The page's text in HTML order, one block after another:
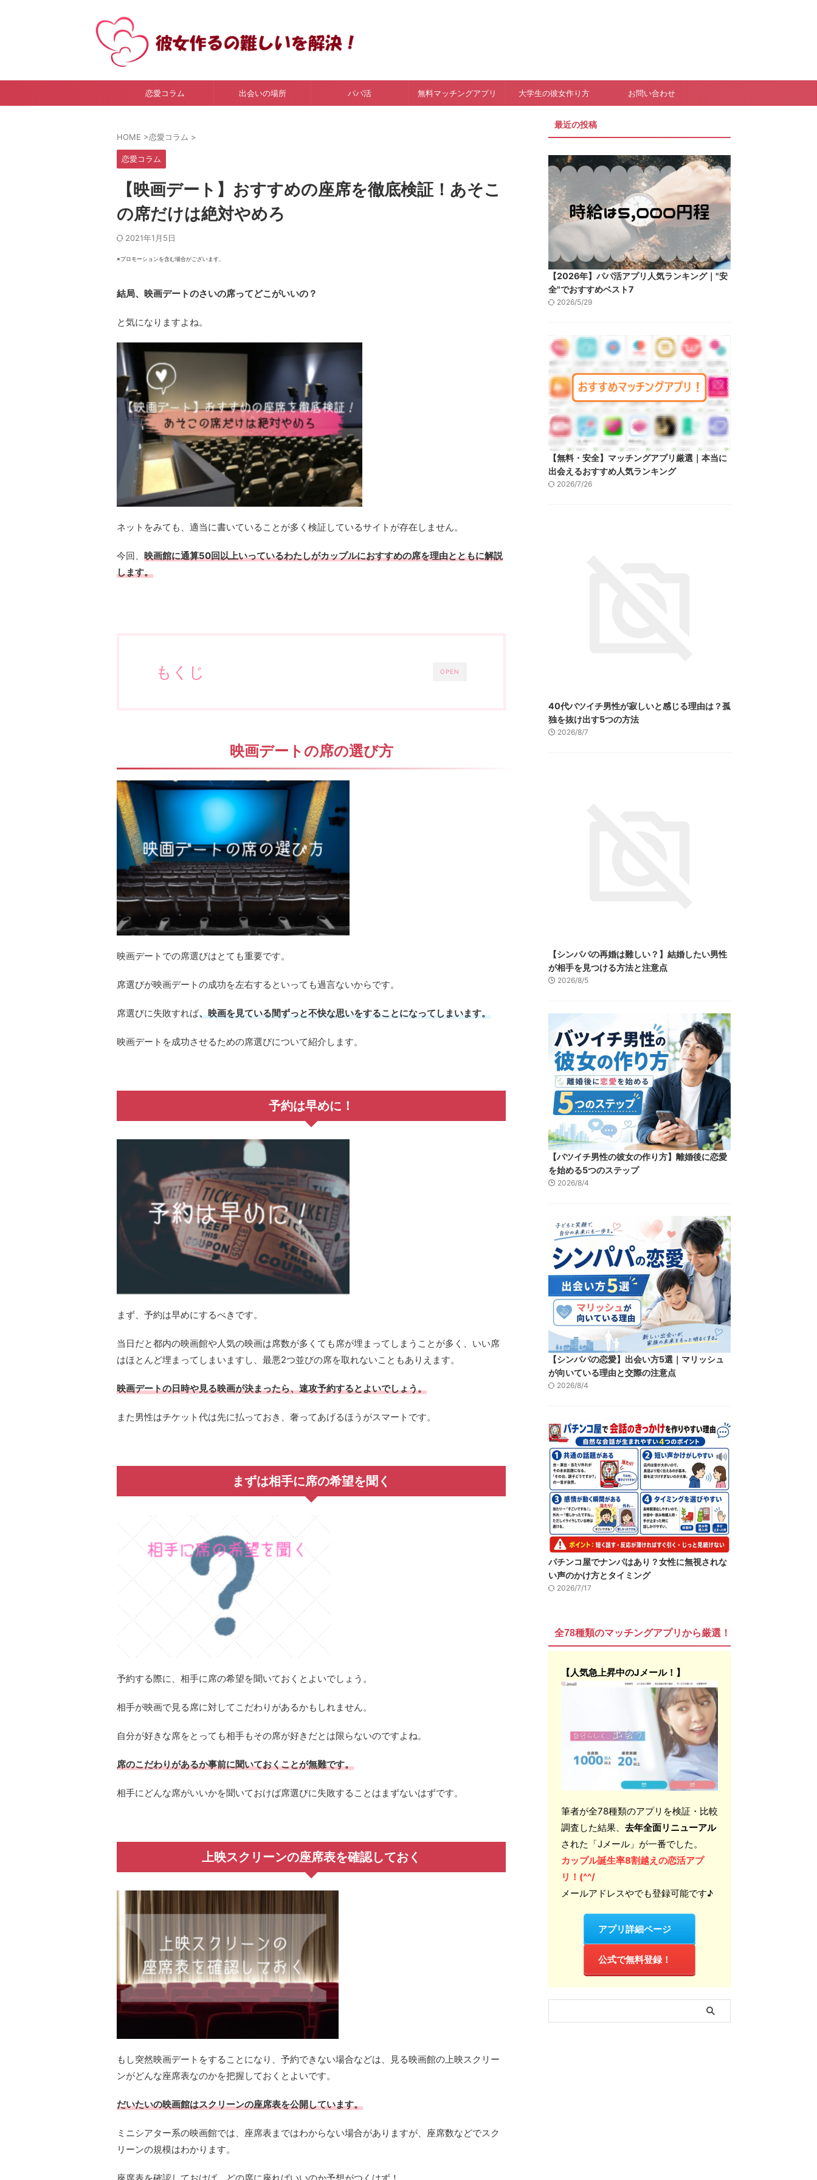
恋愛コラム 出会いの場所 パパ活 無料マッチングアプリ 大学生の彼女作り方 お問い合わせ
HOME >恋愛コラム >
恋愛コラム
【映画デート】おすすめの座席を徹底検証！あそこ
の席だけは絶対やめろ
2021年1月5日
※プロモーションを含む場合がございます。
結局、映画デートのさいの席ってどこがいいの？
と気になりますよね。
ネットをみても、適当に書いていることが多く検証しているサイトが存在しません。
今回、 映画館に通算50回以上いっているわたしがカップルにおすすめの席を理由とともに解説
します。
OPEN
もくじ
映画デートの席の選び方
映画デートでの席選びはとても重要です。
席選びが映画デートの成功を左右するといっても過言ないからです。
席選びに失敗すれば、映画を見ている間ずっと不快な思いをすることになってしまいます。
映画デートを成功させるための席選びについて紹介します。
予約は早めに！
まず、予約は早めにするべきです。
当日だと都内の映画館や人気の映画は席数が多くても席が埋まってしまうことが多く、いい席
はほとんど埋まってしまいますし、最悪2つ並びの席を取れないこともありえます。
映画デートの日時や見る映画が決まったら、速攻予約するとよいでしょう。
また男性はチケット代は先に払っておき、奢ってあげるほうがスマートです。
まずは相手に席の希望を聞く
予約する際に、相手に席の希望を聞いておくとよいでしょう。
相手が映画で見る席に対してこだわりがあるかもしれません。
自分が好きな席をとっても相手もその席が好きだとは限らないのですよね。
席のこだわりがあるか事前に聞いておくことが無難です。
相手にどんな席がいいかを聞いておけば席選びに失敗することはまずないはずです。
上映スクリーンの座席表を確認しておく
もし突然映画デートをすることになり、予約できない場合などは、見る映画館の上映スクリー
ンがどんな座席表なのかを把握しておくとよいです。
だいたいの映画館はスクリーンの座席表を公開しています。
ミニシアター系の映画館では、座席表まではわからない場合がありますが、座席数などでスク
リーンの規模はわかります。
座席表を確認しておけば、どの席に座ればいいのか予想がつくはず！
最近の投稿
【2026年】パパ活アプリ人気ランキング｜"安
全"でおすすめベスト7
2026/5/29
【無料・安全】マッチングアプリ厳選｜本当に
出会えるおすすめ人気ランキング
2026/7/26
40代バツイチ男性が寂しいと感じる理由は？孤
独を抜け出す5つの方法
2026/8/7
【シンパパの再婚は難しい？】結婚したい男性
が相手を見つける方法と注意点
2026/8/5
【バツイチ男性の彼女の作り方】離婚後に恋愛
を始める5つのステップ
2026/8/4
【シンパパの恋愛】出会い方5選｜マリッシュ
が向いている理由と交際の注意点
2026/8/4
パチンコ屋でナンパはあり？女性に無視されな
い声のかけ方とタイミング
2026/7/17
全78種類のマッチングアプリから厳選！
【人気急上昇中のJメール！】
筆者が全78種類のアプリを検証・比較
調査した結果、 去年全面リニューアル
された「Jメール」が一番でした。
カップル誕生率8割越えの恋活アプ
リ！(^^/
メールアドレスやでも登録可能です♪
アプリ詳細ページ
公式で無料登録！